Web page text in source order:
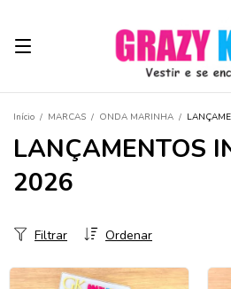
Início / MARCAS / ONDA MARINHA /
LANÇAMENTOS
2026
Ordenar
Filtrar